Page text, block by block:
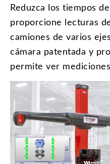
Reduzca los tiempos
proporcione lecturas
camiones de varios
cámara patentada y
permite ver